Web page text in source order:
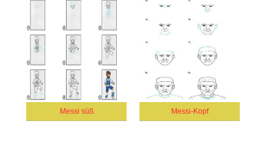
Messi süß Messi-Kopf